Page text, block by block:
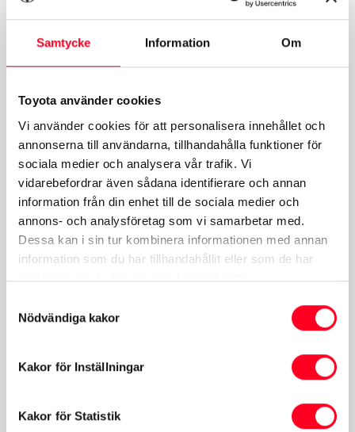
Samtycke Information Om
Toyota använder cookies
Vi använder cookies för att personalisera innehållet och
annonserna till användarna, tillhandahålla funktioner för
sociala medier och analysera vår trafik. Vi
vidarebefordrar även sådana identifierare och annan
information från din enhet till de sociala medier och
annons- och analysföretag som vi samarbetar med.
Dessa kan i sin tur kombinera informationen med annan
information som du har tillhandahållit eller som de har
samlat in när du har använt deras tjänster.
Nödvändiga kakor
Kakor för Inställningar
Kakor för Statistik
Mån-Fre:09:00-18:00
Lör:11:00-15:00
Vecka 26-33 Lör:Stängt
Verkstad/Bildelar
Lunchstängt Mån-Fre:
12:00-12:45